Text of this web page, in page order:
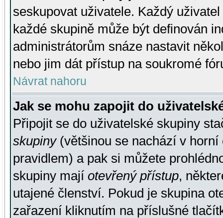
seskupovat uživatele. Každý
každé skupině může být definován
administrátorům snáze nastavit
nebo jim dát přístup na soukromé
Návrat nahoru
Jak se mohu zapojit do
Připojit se do uživatelské skupiny
skupiny(většinou se nachází v horní
pravidlem) a pak si můžete
skupiny mají otevřený přístup,
utajené členství. Pokud je skupina
zařazení kliknutím na příslušné